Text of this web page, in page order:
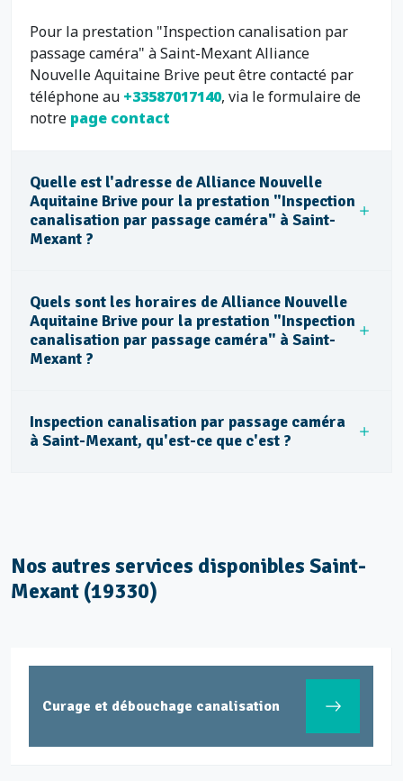
Pour la prestation "Inspection canalisation par
passage caméra" à Saint-Mexant Alliance
Nouvelle Aquitaine Brive peut être contacté par
téléphone au +33587017140, via le formulaire de
notre page contact
Quelle est l'adresse de Alliance Nouvelle
Aquitaine Brive pour la prestation "Inspection
canalisation par passage caméra" à Saint-
Mexant ?
Quels sont les horaires de Alliance Nouvelle
Aquitaine Brive pour la prestation "Inspection
canalisation par passage caméra" à Saint-
Mexant ?
Inspection canalisation par passage caméra
à Saint-Mexant, qu'est-ce que c'est ?
Nos autres services disponibles Saint-
Mexant (19330)
Curage et débouchage canalisation